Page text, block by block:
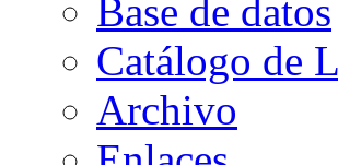
Base de datos
Catálogo de
Archivo